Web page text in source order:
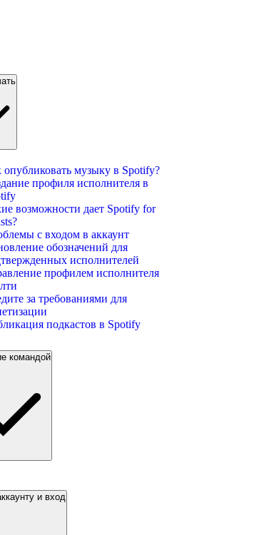
опубликовать музыку в Spotify?
профиля исполнителя в
возможности дает Spotify for
с входом в аккаунт
обозначений для
исполнителей
профилем исполнителя
за требованиями для
подкастов в Spotify
командой
и вход